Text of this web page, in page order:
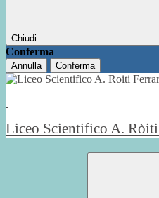
Chiudi
Conferma
Annulla Conferma
Liceo Scientifico A. Ròiti